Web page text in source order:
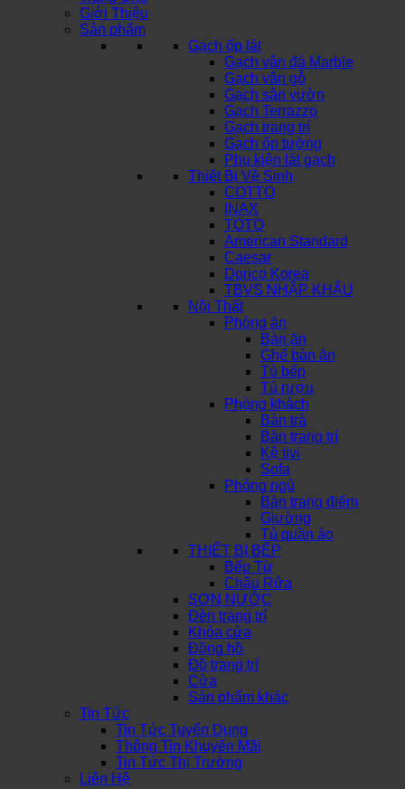
Giới Thiệu
Sản phẩm
Gạch ốp lát
Gạch vân đá Marble
Gạch vân gỗ
Gạch sân vườn
Gạch Terrazzo
Gạch trang trí
Gạch ốp tường
Phụ kiện lát gạch
Thiết Bị Vệ Sinh
COTTO
INAX
TOTO
American Standard
Caesar
Dorico Korea
TBVS NHẬP KHẨU
Nội Thất
Phòng ăn
Bàn ăn
Ghế bàn ăn
Tủ bếp
Tủ rượu
Phòng khách
Bàn trà
Bàn trang trí
Kệ tivi
Sofa
Phòng ngủ
Bàn trang điểm
Giường
Tủ quần áo
THIẾT BỊ BẾP
Bếp Từ
Chậu Rửa
SƠN NƯỚC
Đèn trang trí
Khóa cửa
Đồng hồ
Đồ trang trí
Cửa
Sản phẩm khác
Tin Tức
Tin Tức Tuyển Dụng
Thông Tin Khuyến Mãi
Tin Tức Thị Trường
Liên Hệ